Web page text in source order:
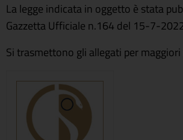
La legge indicata in oggetto è stata
Gazzetta Ufficiale n.164 del 15-7-
Si trasmettono gli allegati per